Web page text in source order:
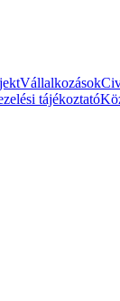
Vállalkozások
tájékoztató